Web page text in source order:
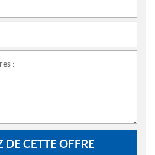
:
DE CETTE OFFRE